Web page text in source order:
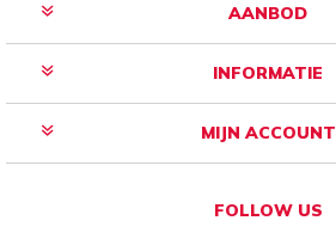
AANBOD
INFORMATIE
MIJN ACCOUNT
FOLLOW US